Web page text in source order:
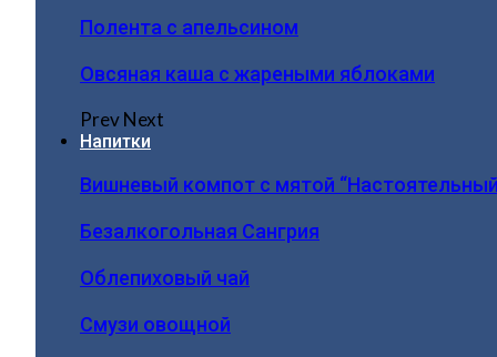
Полента с апельсином
Овсяная каша с жареными яблоками
PrevNext
Напитки
Вишневый компот с мятой
Безалкогольная Сангрия
Облепиховый чай
Смузи овощной